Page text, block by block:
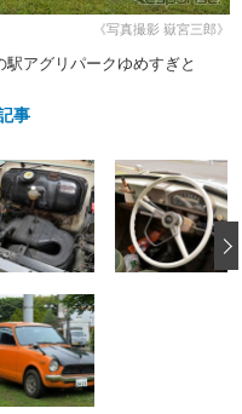
プロショップ検索
コラム
《写真撮影 嶽宮三郎》
アグリパークゆめすぎと
事